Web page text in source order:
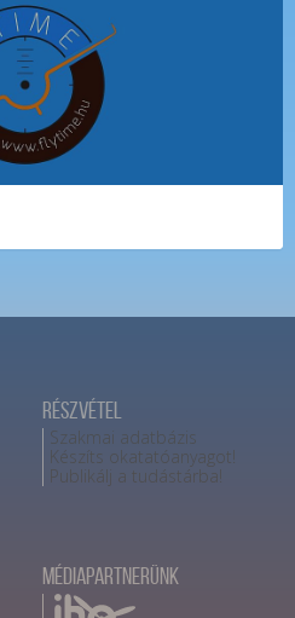
Részvétel
Szakmai adatbázis
Készíts okatatóanyagot!
Publikálj a tudástárba!
Médiapartnerünk